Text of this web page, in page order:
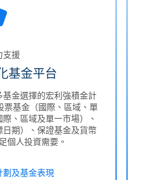
支援
基金平台
金選擇的宏利強積金計
基金（國際、區域、單
、區域及單一市場）、
期）、保證基金及貨幣
個人投資需要。
劃及基金表現